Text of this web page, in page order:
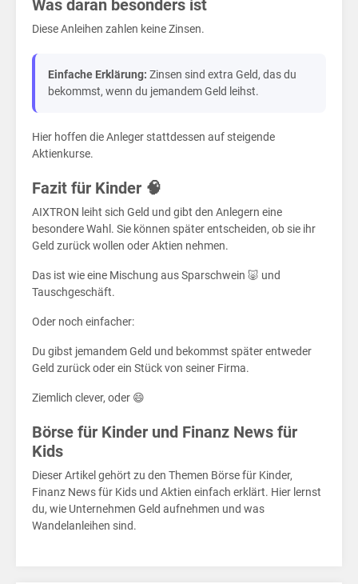
Home
Wirtschaft
Sport
Berlin
–
Was daran besonders ist
Diese Anleihen zahlen keine Zinsen.
Einfache Erklärung: Zinsen sind extra Geld, das du
bekommst, wenn du jemandem Geld leihst.
Hier hoffen die Anleger stattdessen auf steigende
Aktienkurse.
Fazit für Kinder 🧠
AIXTRON leiht sich Geld und gibt den Anlegern eine
besondere Wahl. Sie können später entscheiden, ob sie ihr
Geld zurück wollen oder Aktien nehmen.
Das ist wie eine Mischung aus Sparschwein 🐷 und
Tauschgeschäft.
Oder noch einfacher:
Du gibst jemandem Geld und bekommst später entweder
Geld zurück oder ein Stück von seiner Firma.
Ziemlich clever, oder 😄
Börse für Kinder und Finanz News für
Kids
Dieser Artikel gehört zu den Themen Börse für Kinder,
Finanz News für Kids und Aktien einfach erklärt. Hier lernst
du, wie Unternehmen Geld aufnehmen und was
Wandelanleihen sind.